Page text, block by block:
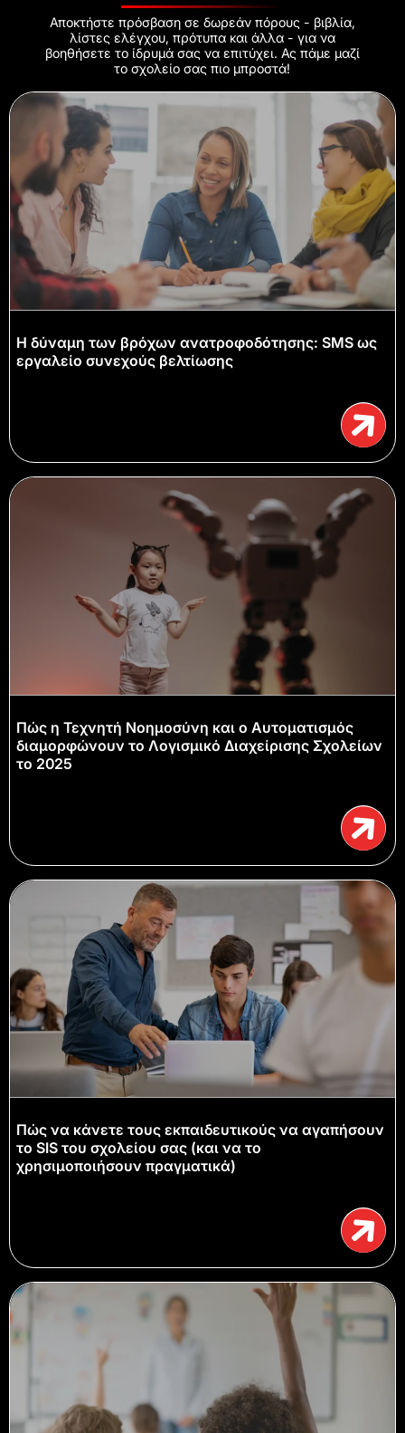
Αποκτήστε πρόσβαση σε δωρεάν πόρους - βιβλία,
λίστες ελέγχου, πρότυπα και άλλα - για να
βοηθήσετε το ίδρυμά σας να επιτύχει. Ας πάμε μαζί
το σχολείο σας πιο μπροστά!
Η δύναμη των βρόχων ανατροφοδότησης: SMS ως
εργαλείο συνεχούς βελτίωσης
Πώς η Τεχνητή Νοημοσύνη και ο Αυτοματισμός
διαμορφώνουν το Λογισμικό Διαχείρισης Σχολείων
το 2025
Πώς να κάνετε τους εκπαιδευτικούς να αγαπήσουν
το SIS του σχολείου σας (και να το
χρησιμοποιήσουν πραγματικά)